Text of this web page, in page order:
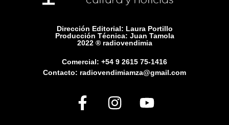
Dirección Editorial: Laura Portillo
Producción Técnica: Juan Tamola
2022 ® radiovendimia
Comercial: +54 9 2615 75-1416
Contacto: radiovendimiamza@gmail.com